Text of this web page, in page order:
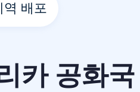
역 배포
카 공화국